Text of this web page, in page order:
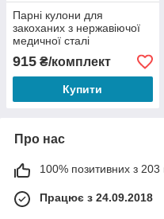
Парні кулони для
закоханих з нержавіючої
медичної сталі
"Благодать"
915 ₴/комплект
Купити
Про нас
100% позитивних з 203
Працює з 24.09.2018